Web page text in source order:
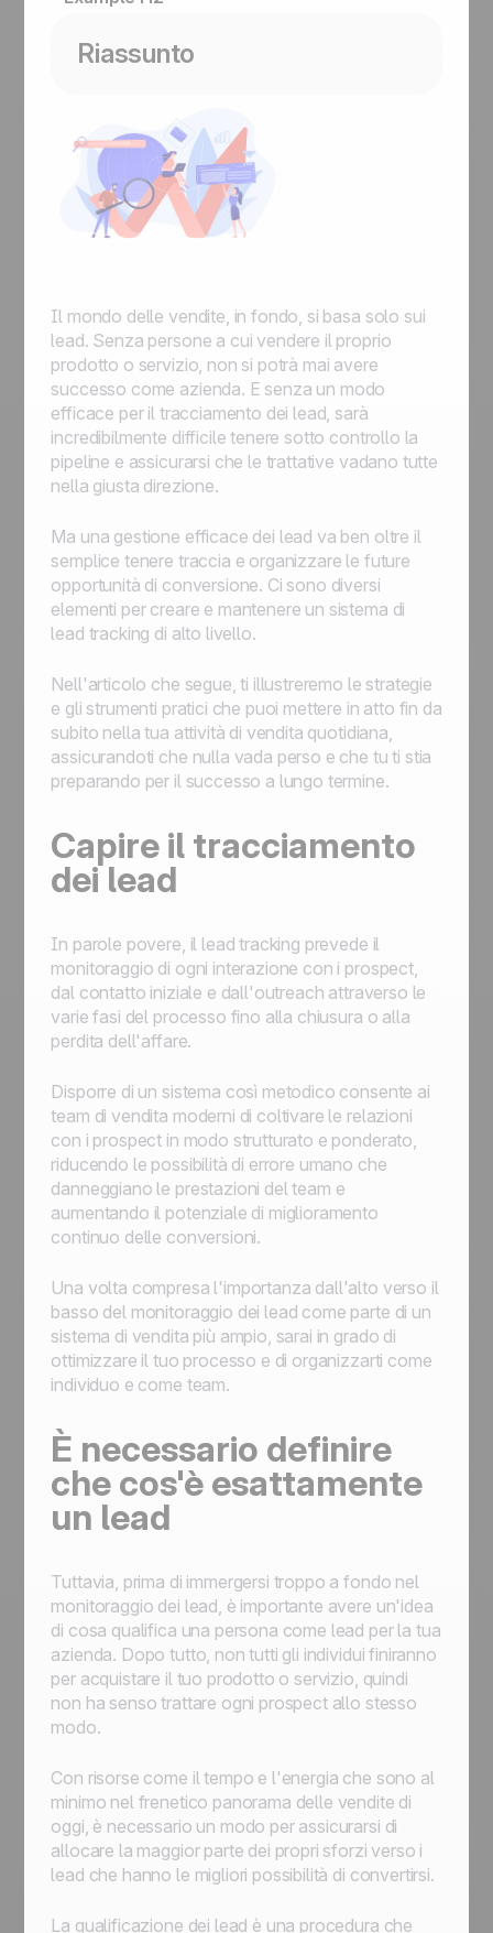
Riassunto
Il mondo delle vendite, in fondo, si basa solo sui
lead. Senza persone a cui vendere il proprio
prodotto o servizio, non si potrà mai avere
successo come azienda. E senza un modo
efficace per il tracciamento dei lead, sarà
incredibilmente difficile tenere sotto controllo la
pipeline e assicurarsi che le trattative vadano tutte
nella giusta direzione.
Ma una gestione efficace dei lead va ben oltre il
semplice tenere traccia e organizzare le future
opportunità di conversione. Ci sono diversi
elementi per creare e mantenere un sistema di
lead tracking di alto livello.
Nell'articolo che segue, ti illustreremo le strategie
e gli strumenti pratici che puoi mettere in atto fin da
subito nella tua attività di vendita quotidiana,
assicurandoti che nulla vada perso e che tu ti stia
preparando per il successo a lungo termine.
Capire il tracciamento
dei lead
In parole povere, il lead tracking prevede il
monitoraggio di ogni interazione con i prospect,
dal contatto iniziale e dall'outreach attraverso le
varie fasi del processo fino alla chiusura o alla
perdita dell'affare.
Disporre di un sistema così metodico consente ai
team di vendita moderni di coltivare le relazioni
con i prospect in modo strutturato e ponderato,
riducendo le possibilità di errore umano che
danneggiano le prestazioni del team e
aumentando il potenziale di miglioramento
continuo delle conversioni.
Una volta compresa l'importanza dall'alto verso il
basso del monitoraggio dei lead come parte di un
sistema di vendita più ampio, sarai in grado di
ottimizzare il tuo processo e di organizzarti come
individuo e come team.
È necessario definire
che cos'è esattamente
un lead
Tuttavia, prima di immergersi troppo a fondo nel
monitoraggio dei lead, è importante avere un'idea
di cosa qualifica una persona come lead per la tua
azienda. Dopo tutto, non tutti gli individui finiranno
per acquistare il tuo prodotto o servizio, quindi
non ha senso trattare ogni prospect allo stesso
modo.
Con risorse come il tempo e l'energia che sono al
minimo nel frenetico panorama delle vendite di
oggi, è necessario un modo per assicurarsi di
allocare la maggior parte dei propri sforzi verso i
lead che hanno le migliori possibilità di convertirsi.
La qualificazione dei lead è una procedura che